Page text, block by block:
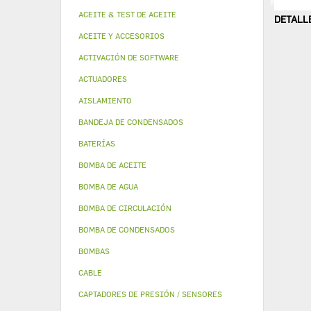
ACEITE & TEST DE ACEITE
ACEITE Y ACCESORIOS
ACTIVACIÓN DE SOFTWARE
ACTUADORES
AISLAMIENTO
BANDEJA DE CONDENSADOS
BATERÍAS
BOMBA DE ACEITE
BOMBA DE AGUA
BOMBA DE CIRCULACIÓN
BOMBA DE CONDENSADOS
BOMBAS
CABLE
CAPTADORES DE PRESIÓN / SENSORES